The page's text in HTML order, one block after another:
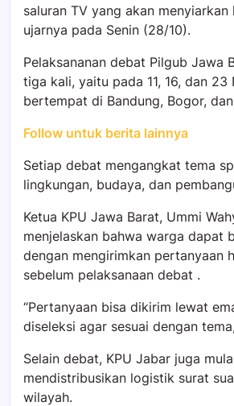
saluran TV yang akan menyiarkan
ujarnya pada Senin (28/10).
Pelaksananan debat Pilgub Jawa
tiga kali, yaitu pada 11, 16, dan 23
bertempat di Bandung, Bogor,
Follow untuk berita lainnya
Setiap debat mengangkat tema
lingkungan, budaya, dan
Ketua KPU Jawa Barat, Ummi
menjelaskan bahwa warga dapat
dengan mengirimkan pertanyaan
sebelum pelaksanaan debat .
“Pertanyaan bisa dikirim lewat
diseleksi agar sesuai dengan
Selain debat, KPU Jabar juga
mendistribusikan logistik surat
wilayah.